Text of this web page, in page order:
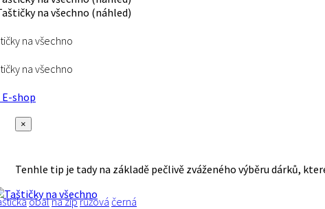
na všechno
na všechno
shop
×
Tenhle tip je tady na základě pečlivě zváženého výběru dárků,
obalna ziprůžová černá